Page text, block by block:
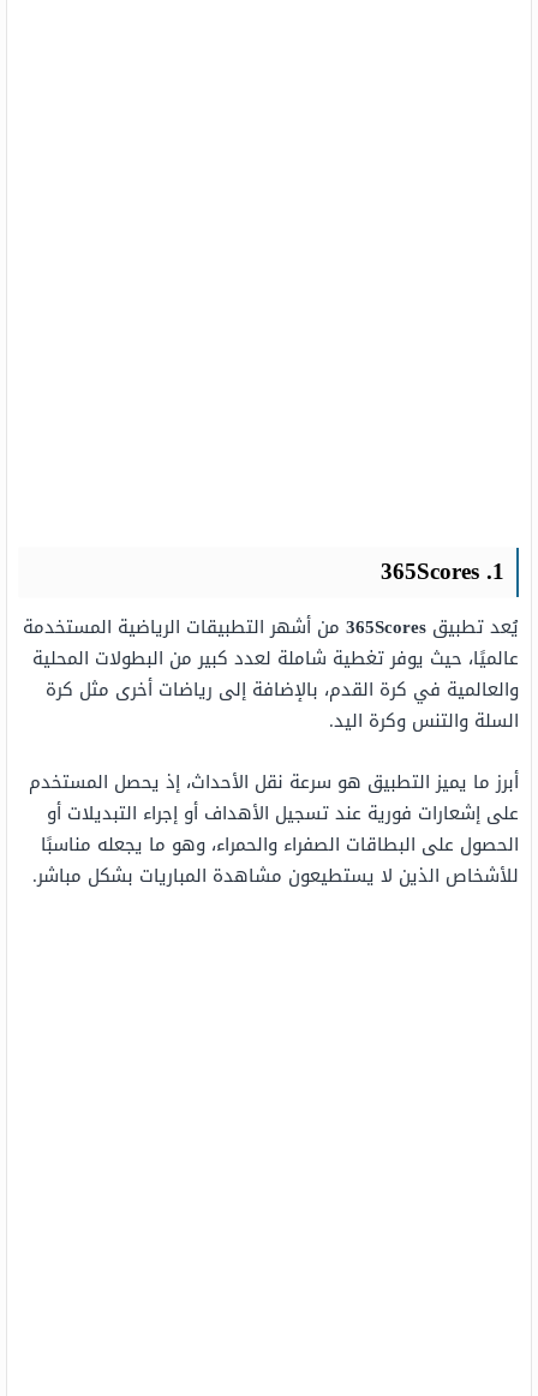
1. 365Scores
يُعد تطبيق 365Scores من أشهر التطبيقات الرياضية المستخدمة
عالميًا، حيث يوفر تغطية شاملة لعدد كبير من البطولات المحلية
والعالمية في كرة القدم، بالإضافة إلى رياضات أخرى مثل كرة
السلة والتنس وكرة اليد.
أبرز ما يميز التطبيق هو سرعة نقل الأحداث، إذ يحصل المستخدم
على إشعارات فورية عند تسجيل الأهداف أو إجراء التبديلات أو
الحصول على البطاقات الصفراء والحمراء، وهو ما يجعله مناسبًا
للأشخاص الذين لا يستطيعون مشاهدة المباريات بشكل مباشر.